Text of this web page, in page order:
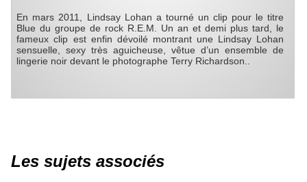
En mars 2011, Lindsay Lohan a tourné un clip pour le titre
Blue du groupe de rock R.E.M. Un an et demi plus tard, le
fameux clip est enfin dévoilé montrant une Lindsay Lohan
sensuelle, sexy très aguicheuse, vêtue d’un ensemble de
lingerie noir devant le photographe Terry Richardson..
Les sujets associés